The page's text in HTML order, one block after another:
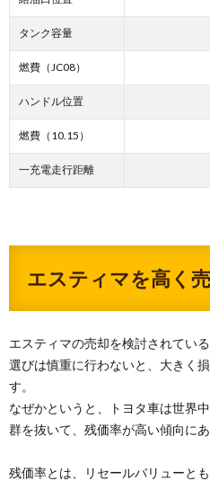
タンク容量
燃費（JC08）
ハンドル位置
燃費（10.15）
一充電走行距離
エスティマを高く
エスティマの売却を検討されてい
選びは慎重に行わないと、大きく
す。
なぜかというと、トヨタ車は世界
群を抜いて、残価率が高い傾向にあ
残価率とは、リセールバリューと